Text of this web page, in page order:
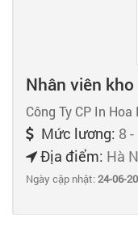
Nhân viên kho
Công Ty CP In Hoa
Mức lương: 8
Địa điểm: Hà
Ngày cập nhật:24-06-